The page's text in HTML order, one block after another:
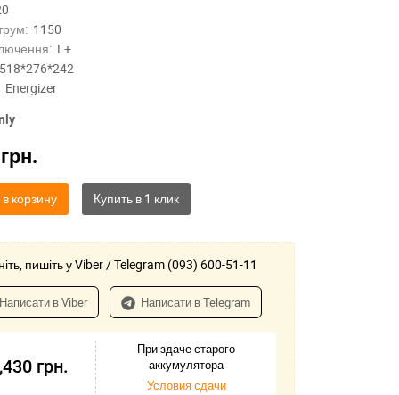
1150
L+
518*276*242
Energizer
грн.
корзину
пишіть у Viber / Telegram (093) 600-51-11
в Viber Написати в Telegram
грн.
При здаче старого
аккумулятора
Условия сдачи